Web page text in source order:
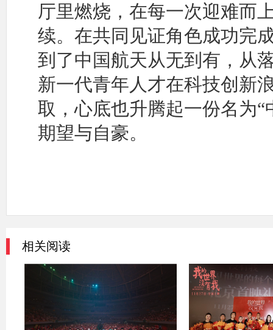
厅里燃烧，在每一次迎难而
续。在共同见证角色成功完
到了中国航天从无到有，从
新一代青年人才在科技创新
取，心底也升腾起一份名为
期望与自豪。
相关阅读